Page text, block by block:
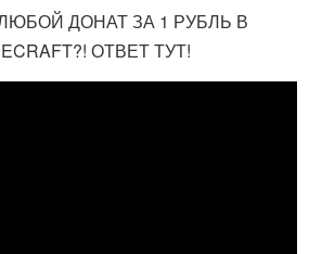
ДОНАТ ЗА 1 РУБЛЬ В
ОТВЕТ ТУТ!